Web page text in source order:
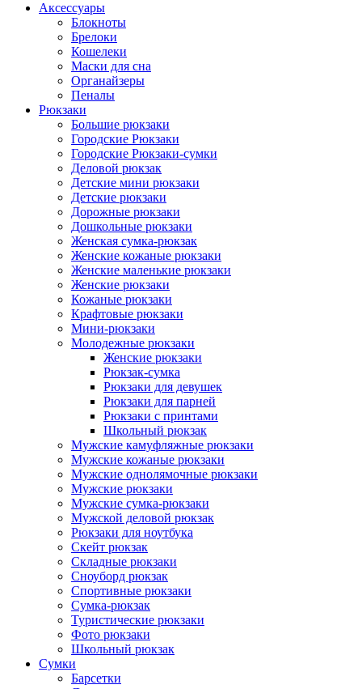
Аксессуары
Блокноты
Брелоки
Кошелеки
Маски для сна
Органайзеры
Пеналы
Рюкзаки
Большие рюкзаки
Городские Рюкзаки
Городские Рюкзаки-сумки
Деловой рюкзак
Детские мини рюкзаки
Детские рюкзаки
Дорожные рюкзаки
Дошкольные рюкзаки
Женская сумка-рюкзак
Женские кожаные рюкзаки
Женские маленькие рюкзаки
Женские рюкзаки
Кожаные рюкзаки
Крафтовые рюкзаки
Мини-рюкзаки
Молодежные рюкзаки
Женские рюкзаки
Рюкзак-сумка
Рюкзаки для девушек
Рюкзаки для парней
Рюкзаки с принтами
Школьный рюкзак
Мужские камуфляжные рюкзаки
Мужские кожаные рюкзаки
Мужские однолямочные рюкзаки
Мужские рюкзаки
Мужские сумка-рюкзаки
Мужской деловой рюкзак
Рюкзаки для ноутбука
Скейт рюкзак
Складные рюкзаки
Сноуборд рюкзак
Спортивные рюкзаки
Сумка-рюкзак
Туристические рюкзаки
Фото рюкзаки
Школьный рюкзак
Сумки
Барсетки